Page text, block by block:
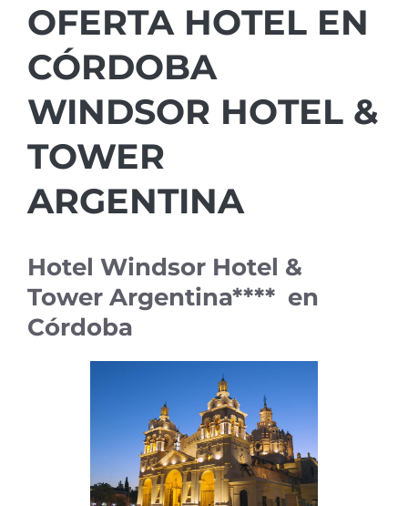
OFERTA HOTEL EN
CÓRDOBA
WINDSOR HOTEL &
TOWER
ARGENTINA
Hotel Windsor Hotel &
Tower Argentina**** en
Córdoba